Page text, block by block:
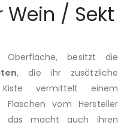
Wein / Sekt
besitzt die
, die ihr zusätzliche
vermittelt einem
vom Hersteller
das macht auch ihren